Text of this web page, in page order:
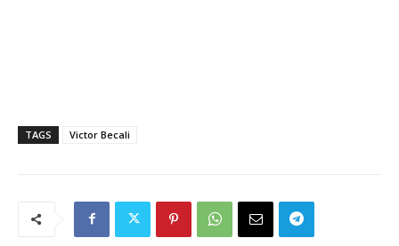
TAGS Victor Becali